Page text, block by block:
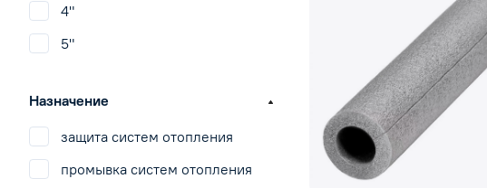
Warme
Базальтум
Политэк
Сантехкреп
4"
5"
1 1/4"
1"
1/2"
Назначение
защита систем отопления
промывка систем отопления